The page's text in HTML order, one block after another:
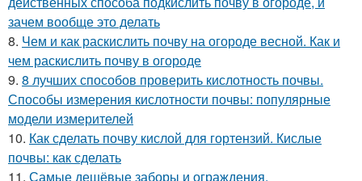
зачем вообще это делать
8. Чем и как раскислить почву на огороде весной. Как и
чем раскислить почву в огороде
9. 8 лучших способов проверить кислотность почвы.
Способы измерения кислотности почвы: популярные
модели измерителей
10. Как сделать почву кислой для гортензий. Кислые
почвы: как сделать
11. Самые дешёвые заборы и ограждения.